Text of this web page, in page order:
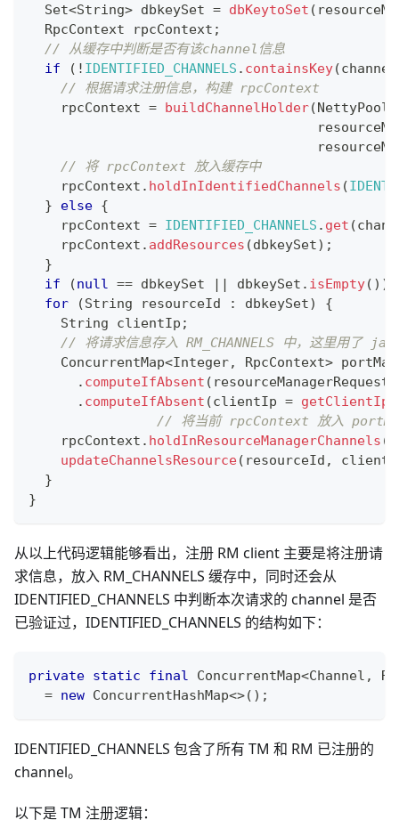
Set<String> dbkeySet = dbKeytoSet (
RpcContext rpcContext ;
// 从缓存中判断是否有该channel信息
if
( ! IDENTIFIED_CHANNELS . containsKey(channel
// 根据请求注册信息，构建 rpcContext
    rpcContext
= buildChannelHolder(
// 将 rpcContext 放入缓存中
    rpcContext
. holdInIdentifiedChannels (
}
else {
    rpcContext
= IDENTIFIED_CHANNELS . get (
    rpcContext
. addResources (dbkeySet) ;
}
if
(null == dbkeySet || dbkeySet . isEmpty( ) )
for
(String resourceId : dbkeySet)
{
String clientIp ;
// 将请求信息存入 RM_CHANNELS 中，这里用了
ConcurrentMap<Integer, RpcContext>
. computeIfAbsent ( resourceManagerRequest
. computeIfAbsent (clientIp =
// 将当前 rpcContext 放入
    rpcContext
. holdInResourceManagerChannels (
updateChannelsResource( resourceId ,
}
}
从以上代码逻辑能够看出，注册 RM client 主要是将注册请
求信息，放入 RM_CHANNELS 缓存中，同时还会从
IDENTIFIED_CHANNELS 中判断本次请求的 channel 是否
已验证过，IDENTIFIED_CHANNELS 的结构如下：
private static final ConcurrentMap<Channel ,
= new ConcurrentHashMap<>( ) ;
IDENTIFIED_CHANNELS 包含了所有 TM 和 RM 已注册的
channel。
以下是 TM 注册逻辑：